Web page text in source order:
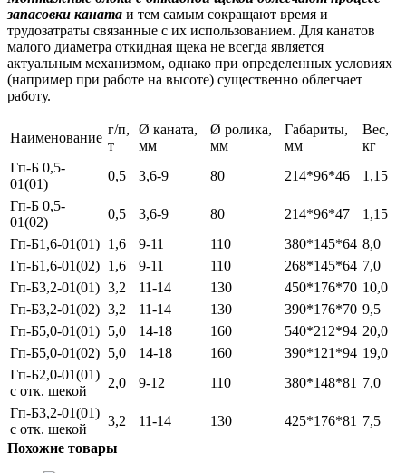
запасовки каната и тем самым сокращают время и
трудозатраты связанные с их использованием. Для канатов
малого диаметра откидная щека не всегда является
актуальным механизмом, однако при определенных условиях
(например при работе на высоте) существенно облегчает
работу.
Наименование
г/п,
т
Ø каната,
мм
Ø ролика,
мм
Габариты,
мм
Вес,
кг
Гп-Б 0,5-
01(01)
0,5 3,6-9 80 214*96*46
1,15
Гп-Б 0,5-
01(02)
0,5 3,6-9 80 214*96*47
1,15
Гп-Б1,6-01(01) 1,6 9-11 110 380*145*64 8,0
Гп-Б1,6-01(02) 1,6 9-11 110 268*145*64 7,0
Гп-Б3,2-01(01) 3,2 11-14 130 450*176*70 10,0
Гп-Б3,2-01(02) 3,2 11-14 130 390*176*70 9,5
Гп-Б5,0-01(01) 5,0 14-18 160 540*212*94 20,0
Гп-Б5,0-01(02) 5,0 14-18 160 390*121*94 19,0
Гп-Б2,0-01(01)
с отк. шекой
2,0 9-12 110 380*148*81 7,0
Гп-Б3,2-01(01)
с отк. шекой
3,2 11-14 130 425*176*81 7,5
Похожие товары